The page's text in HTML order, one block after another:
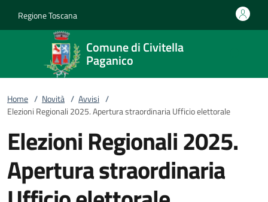
Regione Toscana
Comune di Civitella
Paganico
Home / Novità / Avvisi /
Elezioni Regionali 2025. Apertura straordinaria Ufficio elettorale
Elezioni Regionali 2025.
Apertura straordinaria